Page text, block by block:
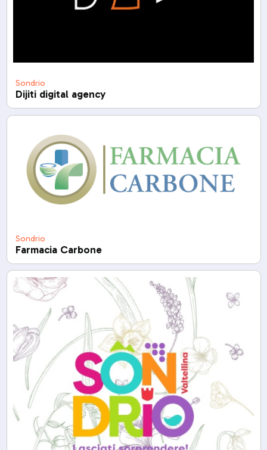
Sondrio
Dijiti digital agency
Sondrio
Farmacia Carbone